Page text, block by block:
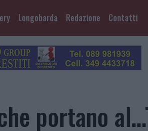
Longobarda Redazione Contatti
portano